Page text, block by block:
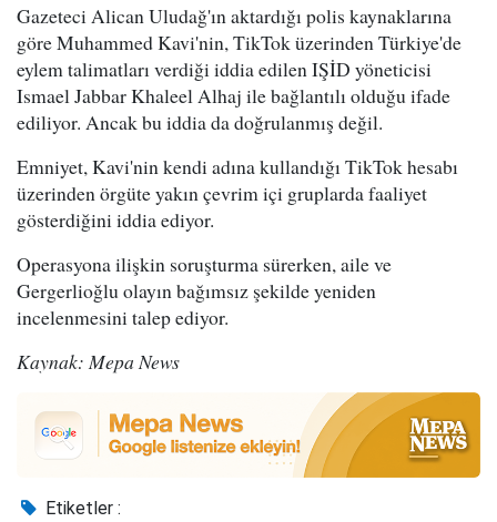
Gazeteci Alican Uludağ'ın aktardığı polis kaynaklarına
göre Muhammed Kavi'nin, TikTok üzerinden Türkiye'de
eylem talimatları verdiği iddia edilen IŞİD yöneticisi
Ismael Jabbar Khaleel Alhaj ile bağlantılı olduğu ifade
ediliyor. Ancak bu iddia da doğrulanmış değil.
Emniyet, Kavi'nin kendi adına kullandığı TikTok hesabı
üzerinden örgüte yakın çevrim içi gruplarda faaliyet
gösterdiğini iddia ediyor.
Operasyona ilişkin soruşturma sürerken, aile ve
Gergerlioğlu olayın bağımsız şekilde yeniden
incelenmesini talep ediyor.
Kaynak: Mepa News
Etiketler :